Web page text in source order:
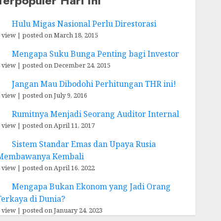
Hulu Migas Nasional Perlu Direstorasi
view| posted on March 18, 2015
Mengapa Suku Bunga Penting bagi Investor
view| posted on December 24, 2015
Jangan Mau Dibodohi Perhitungan THR ini!
view| posted on July 9, 2016
Rumitnya Menjadi Seorang Auditor Internal
view| posted on April 11, 2017
Sistem Standar Emas dan Upaya Rusia
Kembali
view| posted on April 16, 2022
Mengapa Bukan Ekonom yang Jadi Orang
di Dunia?
view| posted on January 24, 2023